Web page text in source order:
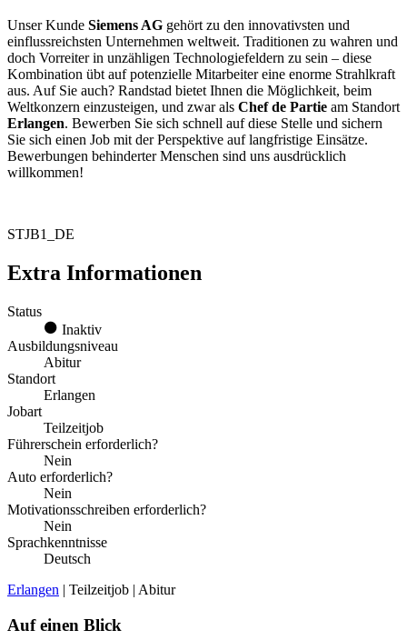
Unser Kunde Siemens AG gehört zu den innovativsten und
einflussreichsten Unternehmen weltweit. Traditionen zu wahren und
doch Vorreiter in unzähligen Technologiefeldern zu sein – diese
Kombination übt auf potenzielle Mitarbeiter eine enorme Strahlkraft
aus. Auf Sie auch? Randstad bietet Ihnen die Möglichkeit, beim
Weltkonzern einzusteigen, und zwar als Chef de Partie am Standort
Erlangen. Bewerben Sie sich schnell auf diese Stelle und sichern
Sie sich einen Job mit der Perspektive auf langfristige Einsätze.
Bewerbungen behinderter Menschen sind uns ausdrücklich
willkommen!
STJB1_DE
Extra Informationen
Status
Inaktiv
Ausbildungsniveau
Abitur
Standort
Erlangen
Jobart
Teilzeitjob
Führerschein erforderlich?
Nein
Auto erforderlich?
Nein
Motivationsschreiben erforderlich?
Nein
Sprachkenntnisse
Deutsch
Erlangen | Teilzeitjob | Abitur
Auf einen Blick